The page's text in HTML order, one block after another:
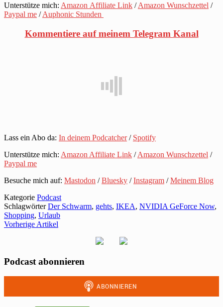
Unterstütze mich: Amazon Affiliate Link /Amazon Wunschzettel /
Paypal me /Auphonic Stunden
Kommentiere auf meinem Telegram Kanal
Lass ein Abo da: In deinem Podcatcher/ Spotify
Unterstütze mich: Amazon Affiliate Link /Amazon Wunschzettel /
Paypal me
Besuche mich auf: Mastodon /Bluesky /Instagram /Meinem Blog
Kategorie Podcast
SchlagwörterDer Schwarm, gehts, IKEA, NVIDIA GeForce Now,
Shopping, Urlaub
Vorherige Artikel
Podcast abonnieren